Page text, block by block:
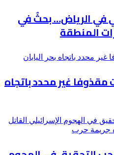
في الرياض… بحثٌ في
المنطقة
غير محدد باتجاه